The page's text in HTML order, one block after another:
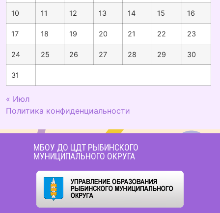
10 11 12 13 14 15 16
17 18 19 20 21 22 23
24 25 26 27 28 29 30
31
« Июл
Политика конфиденциальности
МБОУ ДО ЦДТ РЫБИНСКОГО
МУНИЦИПАЛЬНОГО ОКРУГА